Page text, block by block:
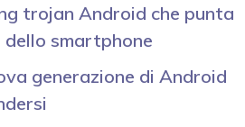
trojan Android che punta
smartphone
generazione di Android